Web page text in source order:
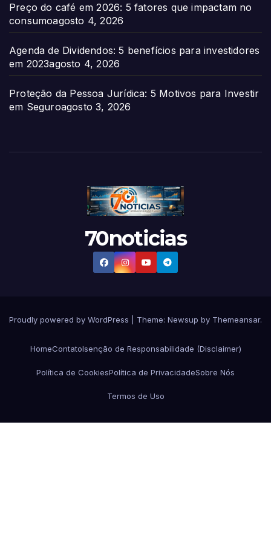
Preço do café em 2026: 5 fatores que impactam no
consumoagosto 4, 2026
Agenda de Dividendos: 5 benefícios para investidores
em 2023agosto 4, 2026
Proteção da Pessoa Jurídica: 5 Motivos para Investir
em Seguroagosto 3, 2026
70noticias
Proudly powered by WordPress Theme: Newsup by Themeansar.
HomeContatoIsenção de Responsabilidade (Disclaimer)
Política de CookiesPolítica de PrivacidadeSobre Nós
Termos de Uso